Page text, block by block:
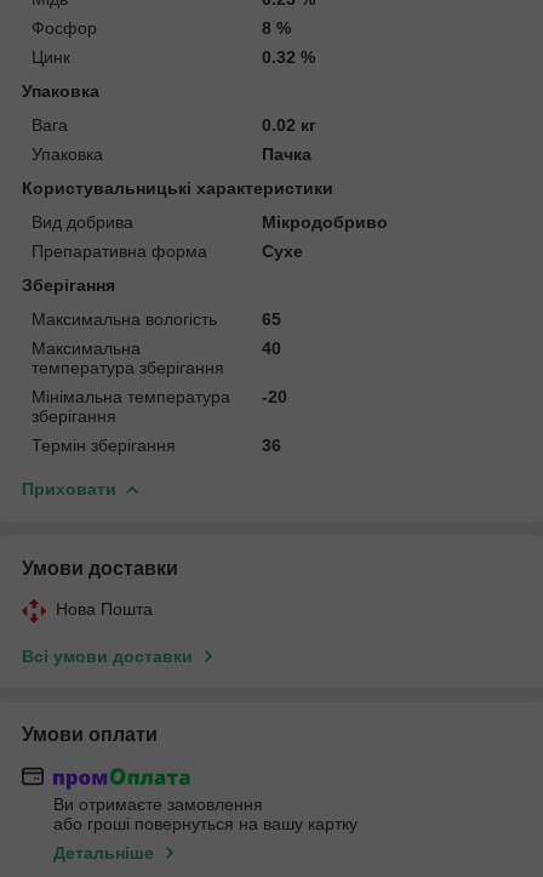
Фосфор
8 %
Цинк
0.32 %
Упаковка
Вага
0.02 кг
Упаковка
Пачка
Користувальницькі характеристики
Вид добрива
Мікродобриво
Препаративна форма
Сухе
Зберігання
Максимальна вологість
65
Максимальна
температура зберігання
40
Мінімальна температура
зберігання
-20
Термін зберігання 36
Приховати
Умови доставки
Нова Пошта
Всі умови доставки
Умови оплати
Ви отримаєте замовлення
або гроші повернуться на вашу картку
Детальніше